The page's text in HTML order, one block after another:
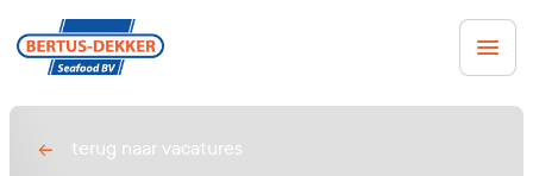
terug naar vacatures